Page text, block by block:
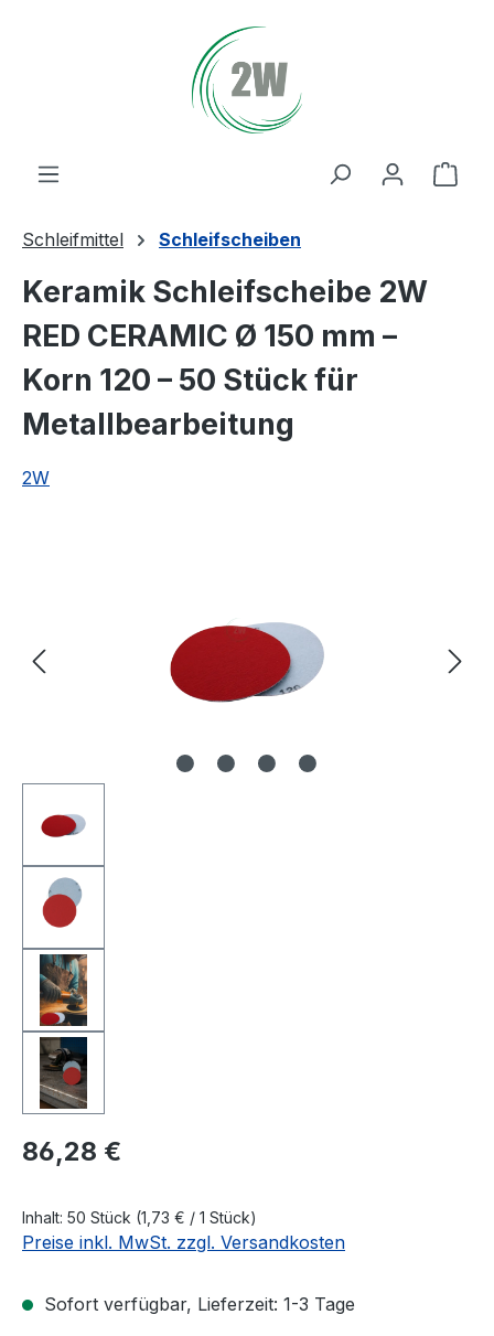
Schleifmittel Schleifscheiben
Keramik Schleifscheibe 2W
RED CERAMIC Ø 150 mm –
Korn 120 – 50 Stück für
Metallbearbeitung
2W
Regulärer Preis:
86,28 €
Inhalt: 50 Stück (1,73 € / 1 Stück)
Preise inkl. MwSt. zzgl. Versandkosten
Sofort verfügbar, Lieferzeit: 1-3 Tage